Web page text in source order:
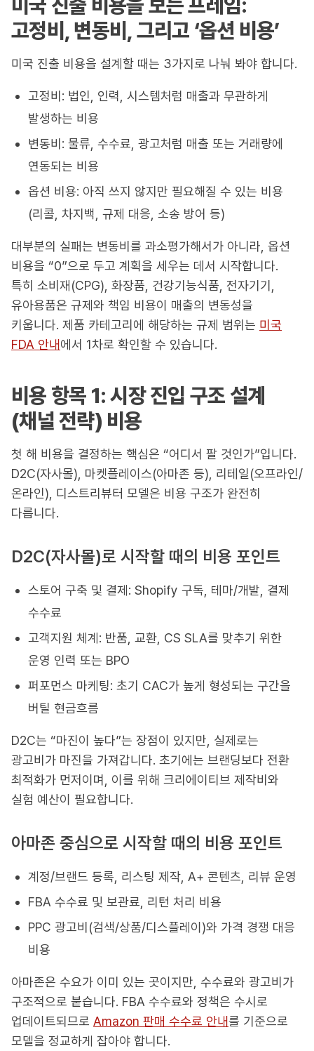
고정비, 변동비, 그리고 ‘옵션 비용’
미국 진출 비용을 설계할 때는 3가지로 나눠 봐야 합니다.
고정비: 법인, 인력, 시스템처럼 매출과 무관하게
발생하는 비용
변동비: 물류, 수수료, 광고처럼 매출 또는 거래량에
연동되는 비용
옵션 비용: 아직 쓰지 않지만 필요해질 수 있는 비용
(리콜, 차지백, 규제 대응, 소송 방어 등)
대부분의 실패는 변동비를 과소평가해서가 아니라, 옵션
비용을 “0”으로 두고 계획을 세우는 데서 시작합니다.
특히 소비재(CPG), 화장품, 건강기능식품, 전자기기,
유아용품은 규제와 책임 비용이 매출의 변동성을
키웁니다. 제품 카테고리에 해당하는 규제 범위는 미국
FDA 안내에서 1차로 확인할 수 있습니다.
비용 항목 1: 시장 진입 구조 설계
(채널 전략) 비용
첫 해 비용을 결정하는 핵심은 “어디서 팔 것인가”입니다.
D2C(자사몰), 마켓플레이스(아마존 등), 리테일(오프라인/
온라인), 디스트리뷰터 모델은 비용 구조가 완전히
다릅니다.
D2C(자사몰)로 시작할 때의 비용 포인트
스토어 구축 및 결제: Shopify 구독, 테마/개발, 결제
수수료
고객지원 체계: 반품, 교환, CS SLA를 맞추기 위한
운영 인력 또는 BPO
퍼포먼스 마케팅: 초기 CAC가 높게 형성되는 구간을
버틸 현금흐름
D2C는 “마진이 높다”는 장점이 있지만, 실제로는
광고비가 마진을 가져갑니다. 초기에는 브랜딩보다 전환
최적화가 먼저이며, 이를 위해 크리에이티브 제작비와
실험 예산이 필요합니다.
아마존 중심으로 시작할 때의 비용 포인트
계정/브랜드 등록, 리스팅 제작, A+ 콘텐츠, 리뷰 운영
FBA 수수료 및 보관료, 리턴 처리 비용
PPC 광고비(검색/상품/디스플레이)와 가격 경쟁 대응
비용
아마존은 수요가 이미 있는 곳이지만, 수수료와 광고비가
구조적으로 붙습니다. FBA 수수료와 정책은 수시로
업데이트되므로 Amazon 판매 수수료 안내를 기준으로
모델을 정교하게 잡아야 합니다.